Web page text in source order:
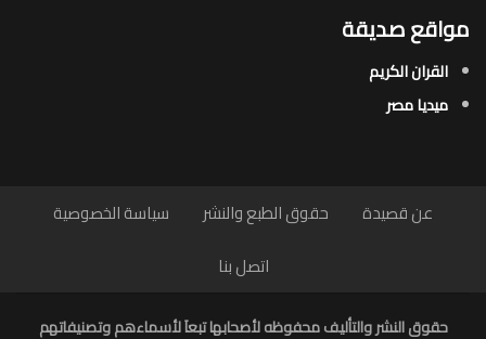
مواقع صديقة
القران الكريم
ميديا مصر
عن قصيدة حقوق الطبع والنشر
سياسة الخصوصية
اتصل بنا
حقوق النشر والتأليف محفوظه لأصحابها تبعاَ لأسماءهم وتصنيفاتهم